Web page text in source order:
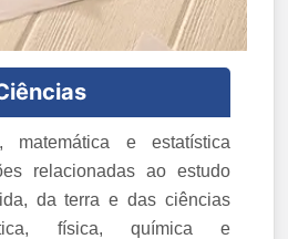
matemática e estatística
relacionadas ao estudo
da terra e das ciências
física, química e